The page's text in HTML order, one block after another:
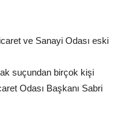
ve Sanayi Odası eski
suçundan birçok kişi
Odası Başkanı Sabri